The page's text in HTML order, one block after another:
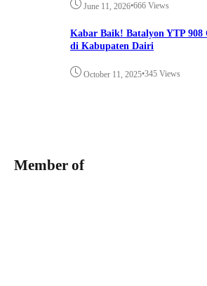
June 11, 2026•666 Views
Kabar Baik! Batalyon YTP
di Kabupaten Dairi
October 11, 2025•345 Views
Member of